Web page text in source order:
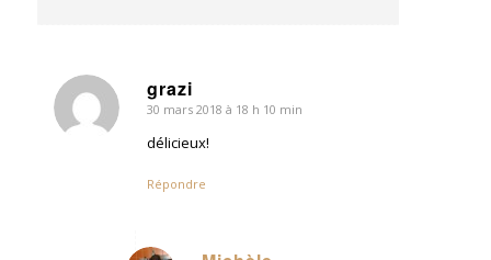
grazi
dit
30 mars 2018 à 18 h 10 min
délicieux!
Répondre